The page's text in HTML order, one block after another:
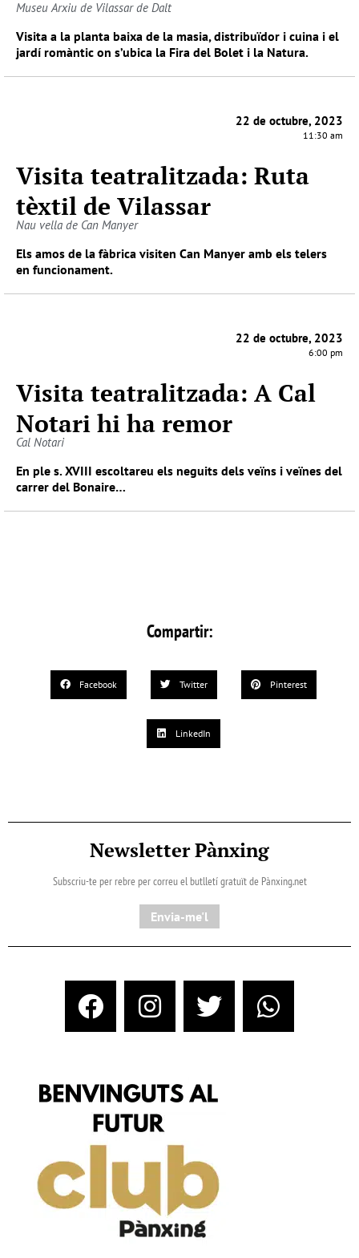
Museu Arxiu de Vilassar de Dalt
Visita a la planta baixa de la masia, distribuïdor i cuina i el
jardí romàntic on s’ubica la Fira del Bolet i la Natura.
22 de octubre, 2023
11:30 am
Visita teatralitzada: Ruta
tèxtil de Vilassar
Nau vella de Can Manyer
Els amos de la fàbrica visiten Can Manyer amb els telers
en funcionament.
22 de octubre, 2023
6:00 pm
Visita teatralitzada: A Cal
Notari hi ha remor
Cal Notari
En ple s. XVIII escoltareu els neguits dels veïns i veïnes del
carrer del Bonaire…
Compartir:
Facebook Twitter Pinterest
LinkedIn
Newsletter Pànxing
Subscriu-te per rebre per correu el butlletí gratuït de Pànxing.net​
Envia-me'l